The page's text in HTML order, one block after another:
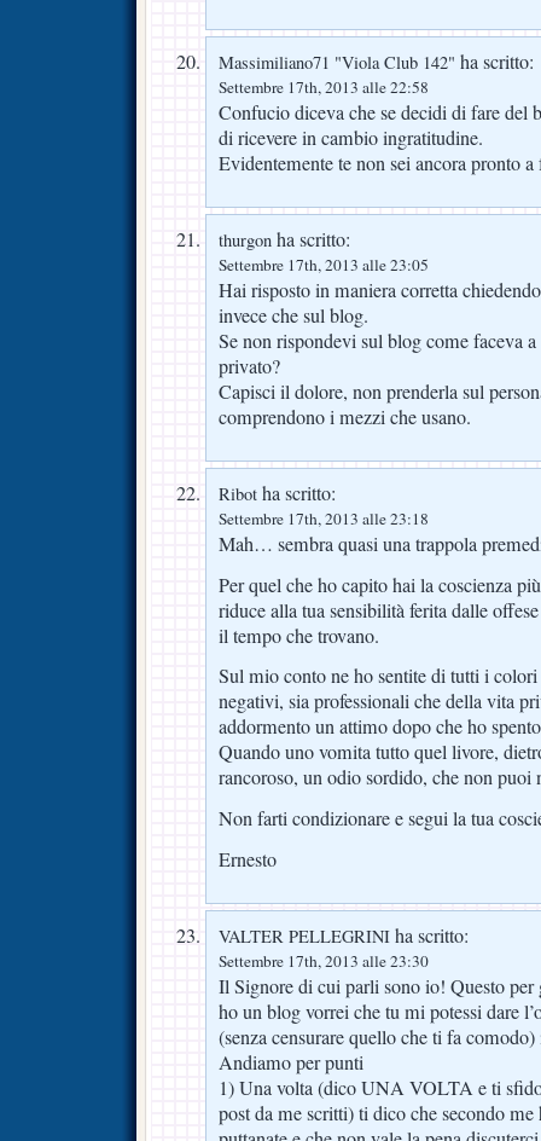
Massimiliano71 "Viola Club 142" ha scritto:
Settembre 17th, 2013 alle 22:58
Confucio diceva che se decidi di fare del
di ricevere in cambio ingratitudine.
Evidentemente te non sei ancora pronto
thurgon ha scritto:
Settembre 17th, 2013 alle 23:05
Hai risposto in maniera corretta
invece che sul blog.
Se non rispondevi sul blog come faceva
privato?
Capisci il dolore, non prenderla sul
comprendono i mezzi che usano.
Ribot ha scritto:
Settembre 17th, 2013 alle 23:18
Mah… sembra quasi una trappola
Per quel che ho capito hai la coscienza
riduce alla tua sensibilità ferita dalle
il tempo che trovano.
Sul mio conto ne ho sentite di tutti i
negativi, sia professionali che della vita
addormento un attimo dopo che ho
Quando uno vomita tutto quel livore,
rancoroso, un odio sordido, che non puoi
Non farti condizionare e segui la tua
Ernesto
VALTER PELLEGRINI ha scritto:
Settembre 17th, 2013 alle 23:30
Il Signore di cui parli sono io! Questo
ho un blog vorrei che tu mi potessi dare
(senza censurare quello che ti fa
Andiamo per punti
1) Una volta (dico UNA VOLTA e ti
post da me scritti) ti dico che secondo